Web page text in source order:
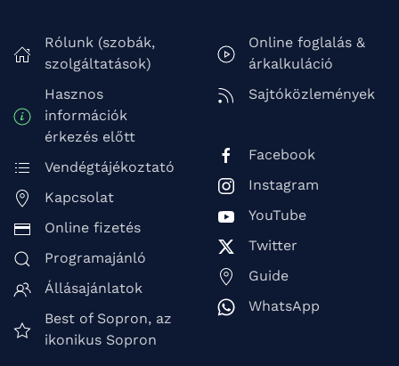
Rólunk (szobák,
szolgáltatások)
Hasznos
információk
érkezés előtt
Vendégtájékoztató
Kapcsolat
Online fizetés
Programajánló
Állásajánlatok
Best of Sopron, az
ikonikus Sopron
Online foglalás &
árkalkuláció
Sajtóközlemények
Facebook
Instagram
YouTube
Twitter
Guide
WhatsApp